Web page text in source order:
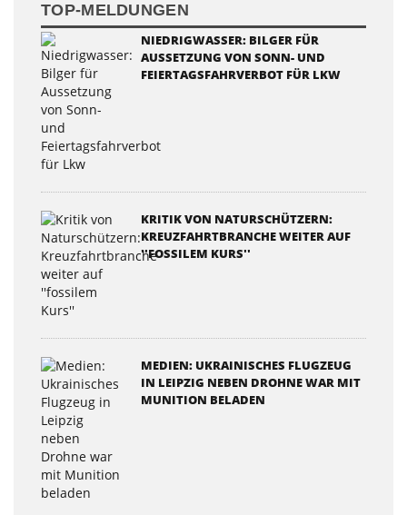
TOP-MELDUNGEN
NIEDRIGWASSER: BILGER FÜR
AUSSETZUNG VON SONN- UND
FEIERTAGSFAHRVERBOT FÜR LKW
KRITIK VON NATURSCHÜTZERN:
KREUZFAHRTBRANCHE WEITER AUF
''FOSSILEM KURS''
MEDIEN: UKRAINISCHES FLUGZEUG
IN LEIPZIG NEBEN DROHNE WAR MIT
MUNITION BELADEN